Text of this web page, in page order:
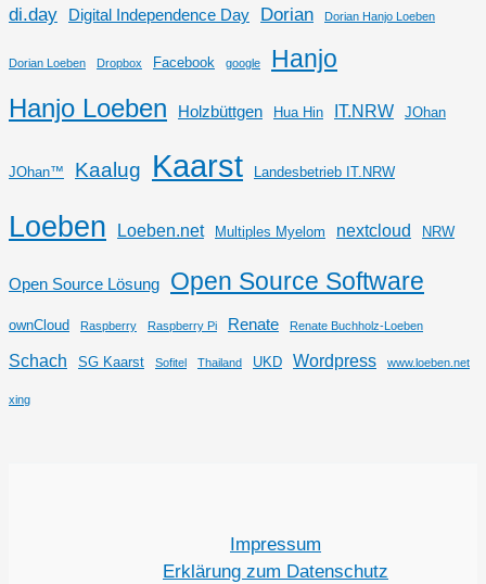
di.day Digital Independence Day Dorian Dorian Hanjo Loeben
Dorian Loeben Dropbox Facebook google
Hanjo
Hanjo Loeben
Holzbüttgen Hua Hin IT.NRW JOhan
JOhan™ Kaalug Kaarst Landesbetrieb IT.NRW
Loeben Loeben.net Multiples Myelom nextcloud NRW
Open Source Lösung Open Source Software
ownCloud Raspberry Raspberry Pi Renate Renate Buchholz-Loeben
Schach SG Kaarst Sofitel Thailand UKD Wordpress www.loeben.net
xing
Impressum
Erklärung zum Datenschutz